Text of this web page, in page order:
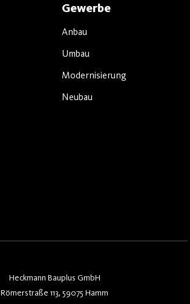
Gewerbe
Anbau
Umbau
Modernisierung
Neubau
Heckmann Bauplus GmbH
Römerstraße 113, 59075 Hamm